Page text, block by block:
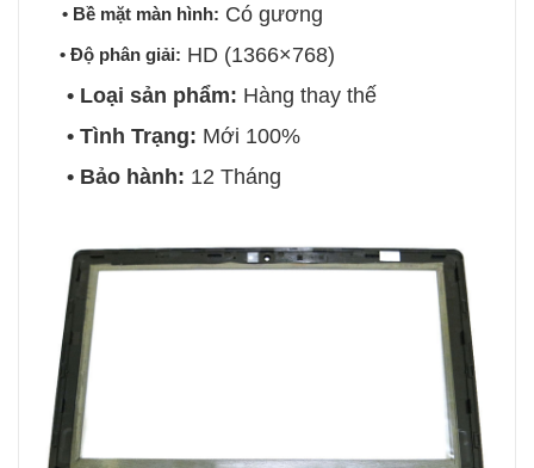
• Bề mặt màn hình: Có gương
• Độ phân giải: HD (1366×768)
• Loại sản phẩm: Hàng thay thế
• Tình Trạng: Mới 100%
• Bảo hành: 12 Tháng